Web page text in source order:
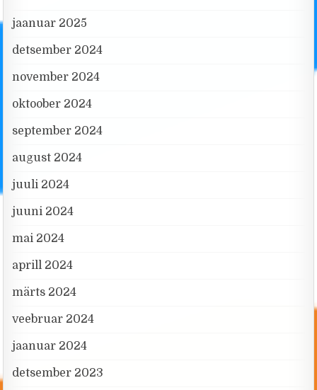
jaanuar 2025
detsember 2024
november 2024
oktoober 2024
september 2024
august 2024
juuli 2024
juuni 2024
mai 2024
aprill 2024
märts 2024
veebruar 2024
jaanuar 2024
detsember 2023